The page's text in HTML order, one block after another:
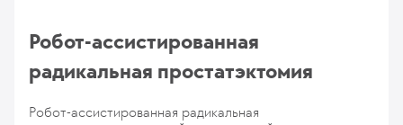
Робот-ассистированная
радикальная простатэктомия
Робот-ассистированная радикальная